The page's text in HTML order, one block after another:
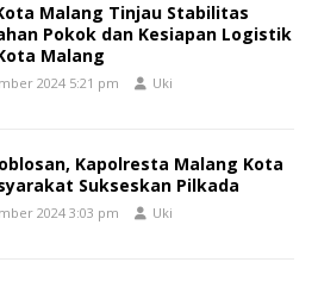
Malang Tinjau Stabilitas
Pokok dan Kesiapan Logistik
Malang
2024 5:21 pm Uki
Kapolresta Malang Kota
Sukseskan Pilkada
2024 3:03 pm Uki